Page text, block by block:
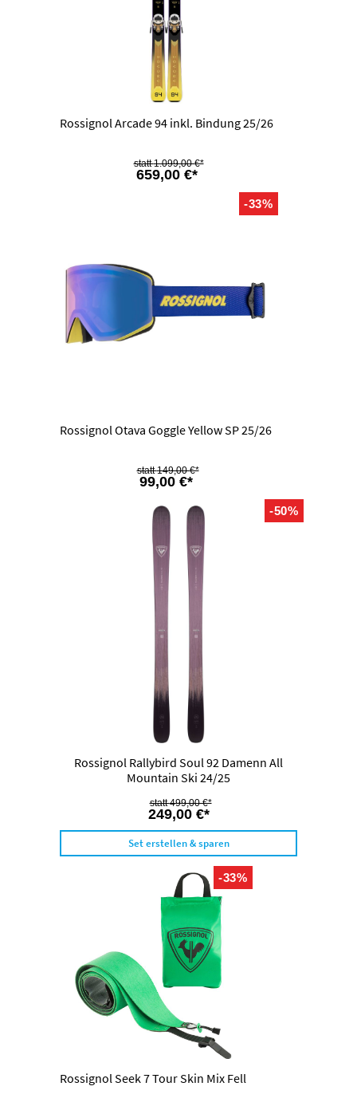
Rossignol Arcade 94 inkl. Bindung 25/26
659,00 €*
1.099,00 €*
-33%
Rossignol Otava Goggle Yellow SP 25/26
99,00 €*
149,00 €*
-50%
Rossignol Rallybird Soul 92 Damenn All
Mountain Ski 24/25
249,00 €*
499,00 €*
Set erstellen & sparen
-33%
Rossignol Seek 7 Tour Skin Mix Fell